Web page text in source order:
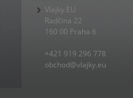
Vlajky.EU
Radčina 22
160 00 Praha 6
+421 919 296 778
obchod@vlajky.eu